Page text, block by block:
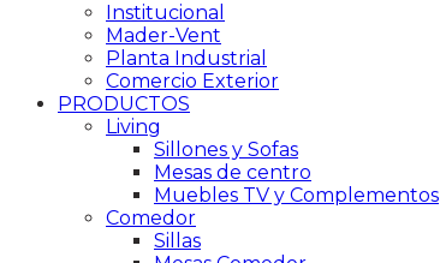
Institucional
Mader-Vent
Planta Industrial
Comercio Exterior
PRODUCTOS
Living
Sillones y Sofas
Mesas de centro
Muebles TV y Complementos
Comedor
Sillas